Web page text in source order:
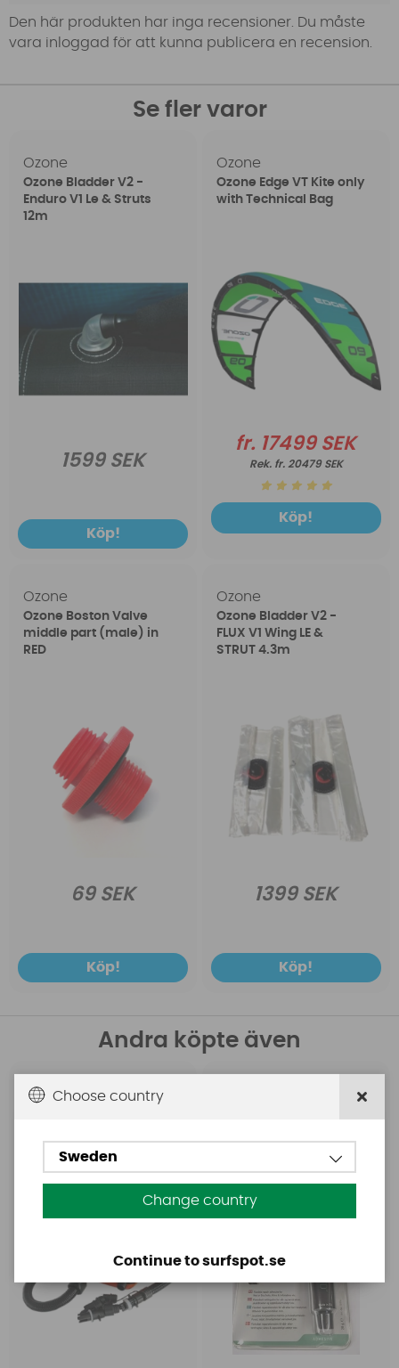
Den här produkten har inga recensioner. Du måste
vara inloggad för att kunna publicera en recension.
Se fler varor
Ozone
Ozone Bladder V2 -
Enduro V1 Le & Struts
12m
1599 SEK
Köp!
Ozone
Ozone Edge VT Kite only
with Technical Bag
fr. 17499 SEK
fr. 20479 SEK
Köp!
Ozone
Ozone Boston Valve
middle part (male) in
RED
69 SEK
Köp!
Ozone
Ozone Bladder V2 -
FLUX V1 Wing LE &
STRUT 4.3m
1399 SEK
Köp!
Andra köpte även
BaseChoose country
Sweden
Change country
Continue to surfspot.se